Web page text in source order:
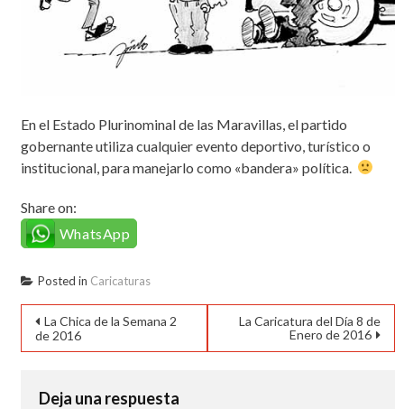
En el Estado Plurinominal de las Maravillas, el partido
gobernante utiliza cualquier evento deportivo, turístico o
institucional, para manejarlo como «bandera» política.
Share on:
WhatsApp
Posted in Caricaturas
Navegación
de
entradas
La Chica de la Semana 2
de 2016
La Caricatura del Día 8 de
Enero de 2016
Deja una respuesta